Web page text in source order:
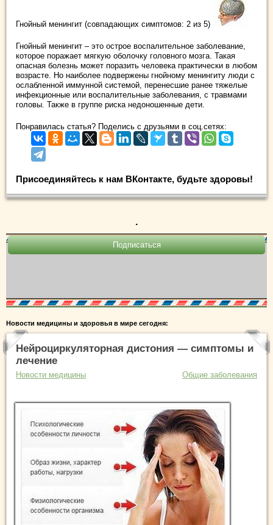
Гнойный менингит (совпадающих симптомов: 2 из 5)
Гнойный менингит – это острое воспалительное заболевание,
которое поражает мягкую оболочку головного мозга. Такая
опасная болезнь может поразить человека практически в любом
возрасте. Но наиболее подвержены гнойному менингиту люди с
ослабленной иммунной системой, перенесшие ранее тяжелые
инфекционные или воспалительные заболевания, с травмами
головы. Также в группе риска недоношенные дети.
Понравилась статья? Поделись с друзьями в соц.сетях:
Присоединяйтесь к нам ВКонтакте, будьте здоровы!
.
Новости медицины и здоровья в мире сегодня:
Нейроциркуляторная дистония — симптомы и
лечение
Новости медицины Общие заболевания